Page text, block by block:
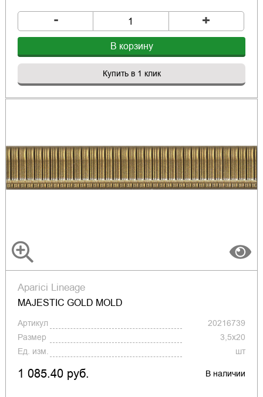
- +
В корзину
Купить в 1 клик
Aparici Lineage
MAJESTIC GOLD MOLD
Артикул
20216739
Размер
3,5x20
Ед. изм.
шт
1 085.40 руб. В наличии